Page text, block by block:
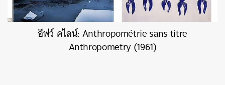
อีฟว์ คไลน์: Anthropométrie sans titre
Anthropometry (1961)